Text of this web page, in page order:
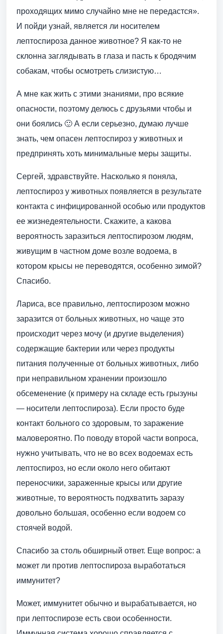
проходящих мимо случайно мне не передастся».
И пойди узнай, является ли носителем
лептоспироза данное животное? Я как-то не
склонна заглядывать в глаза и пасть к бродячим
собакам, чтобы осмотреть слизистую…
А мне как жить с этими знаниями, про всякие
опасности, поэтому делюсь с друзьями чтобы и
они боялись 🙂 А если серьезно, думаю лучше
знать, чем опасен лептоспироз у животных и
предпринять хоть минимальные меры защиты.
Сергей, здравствуйте. Насколько я поняла,
лептоспироз у животных появляется в результате
контакта с инфицированной особью или продуктов
ее жизнедеятельности. Скажите, а какова
вероятность заразиться лептоспирозом людям,
живущим в частном доме возле водоема, в
котором крысы не переводятся, особенно зимой?
Спасибо.
Лариса, все правильно, лептоспирозом можно
заразится от больных животных, но чаще это
происходит через мочу (и другие выделения)
содержащие бактерии или через продукты
питания полученные от больных животных, либо
при неправильном хранении произошло
обсеменение (к примеру на складе есть грызуны
— носители лептоспироза). Если просто буде
контакт больного со здоровым, то заражение
маловероятно. По поводу второй части вопроса,
нужно учитывать, что не во всех водоемах есть
лептоспироз, но если около него обитают
переносчики, зараженные крысы или другие
животные, то вероятность подхватить заразу
довольно большая, особенно если водоем со
стоячей водой.
Спасибо за столь обширный ответ. Еще вопрос: а
может ли против лептоспироза выработаться
иммунитет?
Может, иммунитет обычно и вырабатывается, но
при лептоспирозе есть свои особенности.